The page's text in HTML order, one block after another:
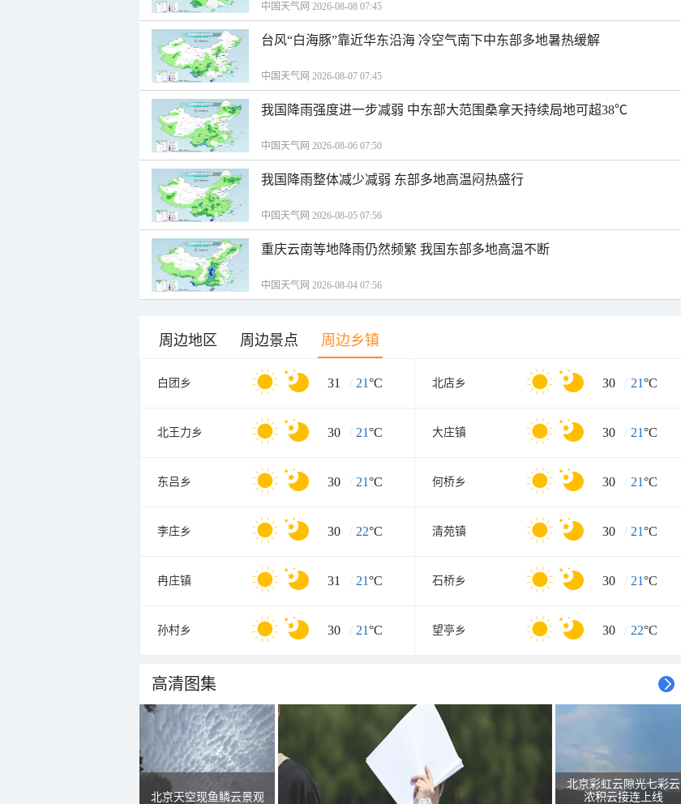
中国天气网 2026-08-08 07:45
台风“白海豚”靠近华东沿海 冷空气南下中东部多地暑热缓解
中国天气网 2026-08-07 07:45
我国降雨强度进一步减弱 中东部大范围桑拿天持续局地可超38℃
中国天气网 2026-08-06 07:50
我国降雨整体减少减弱 东部多地高温闷热盛行
中国天气网 2026-08-05 07:56
重庆云南等地降雨仍然频繁 我国东部多地高温不断
中国天气网 2026-08-04 07:56
周边地区 周边景点 周边乡镇
白团乡 31 / 21°C 北店乡 30 / 21°C
北王力乡 30 / 21°C 大庄镇 30 / 21°C
东吕乡 30 / 21°C 何桥乡 30 / 21°C
李庄乡 30 / 22°C 清苑镇 30 / 21°C
冉庄镇 31 / 21°C 石桥乡 30 / 21°C
孙村乡 30 / 21°C 望亭乡 30 / 22°C
高清图集
北京天空现鱼鳞云景观
北京彩虹云隙光七彩云
浓积云接连上线